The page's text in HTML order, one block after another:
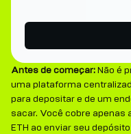
Antes de começar:Não é
uma plataforma
para depositar e de um
sacar. Você cobre apenas
ETH ao enviar seu